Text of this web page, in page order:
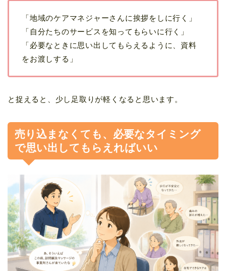
「地域のケアマネジャーさんに挨拶をしに行く」
「自分たちのサービスを知ってもらいに行く」
「必要なときに思い出してもらえるように、資料
をお渡しする」
と捉えると、少し足取りが軽くなると思います。
売り込まなくても、必要なタイミング
で思い出してもらえればいい